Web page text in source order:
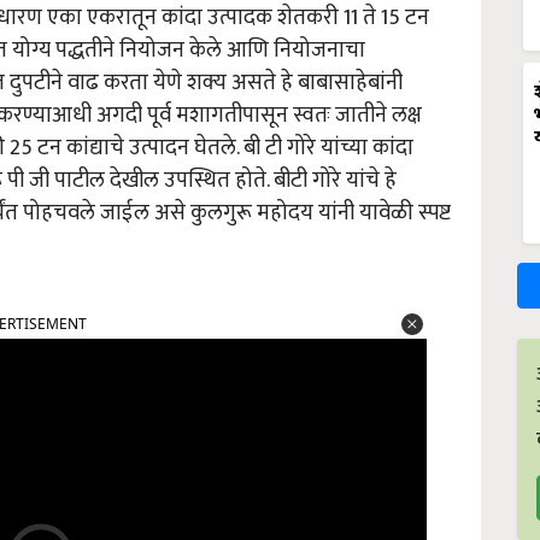
एका एकरातून कांदा उत्पादक शेतकरी 11 ते 15 टन
योग्य पद्धतीने नियोजन केले आणि नियोजनाचा
दुपटीने वाढ करता येणे शक्य असते हे बाबासाहेबांनी
अगदी पूर्व मशागतीपासून स्वतः जातीने लक्ष
टन कांद्याचे उत्पादन घेतले. बी टी गोरे यांच्या कांदा
जी पाटील देखील उपस्थित होते. बीटी गोरे यांचे हे
पोहचवले जाईल असे कुलगुरू महोदय यांनी यावेळी स्पष्ट